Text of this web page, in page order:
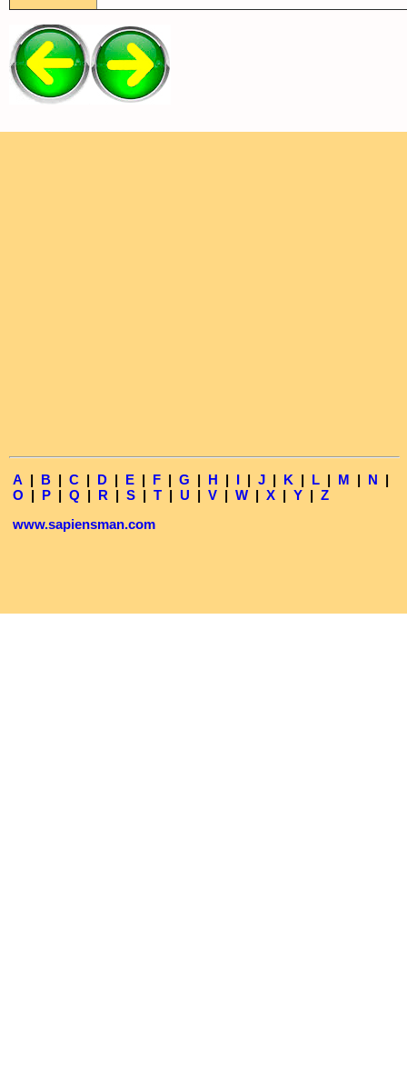
A | B | C | D | E | F | G | H | I | J | K | L | M | N |
O | P | Q | R | S | T | U | V | W | X | Y | Z
www.sapiensman.com